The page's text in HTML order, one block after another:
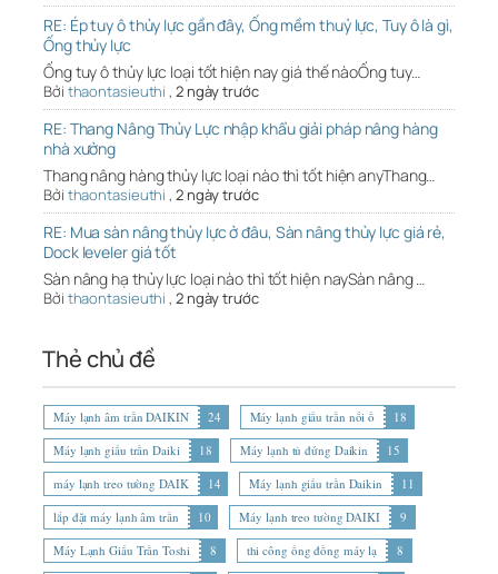
RE: Ép tuy ô thủy lực gần đây, Ống mềm thuỷ lực, Tuy ô là gì,
Ống thủy lực
Ống tuy ô thủy lực loại tốt hiện nay giá thế nàoỐng tuy…
Bởi thaontasieuthi , 2 ngày trước
RE: Thang Nâng Thủy Lực nhập khẩu giải pháp nâng hàng
nhà xưởng
Thang nâng hàng thủy lực loại nào thì tốt hiện anyThang…
Bởi thaontasieuthi , 2 ngày trước
RE: Mua sàn nâng thủy lực ở đâu, Sàn nâng thủy lực giá rẻ,
Dock leveler giá tốt
Sàn nâng hạ thủy lực loại nào thì tốt hiện naySàn nâng …
Bởi thaontasieuthi , 2 ngày trước
Thẻ chủ đề
Máy lạnh âm trần DAIKIN 24 Máy lạnh giấu trần nối ố
18
Máy lạnh giấu trần Daiki
18 Máy lạnh tủ đứng Daikin
15
máy lạnh treo tường DAIK
14 Máy lạnh giấu trần Daikin
11
lắp đặt máy lạnh âm trần
10 Máy lạnh treo tường DAIKI
9
Máy Lạnh Giấu Trần Toshi
8 thi công ống đồng máy lạ
8